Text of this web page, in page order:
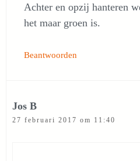
Achter en opzij hanteren
het maar groen is.
Beantwoorden
Jos B
27 februari 2017 om 11:40